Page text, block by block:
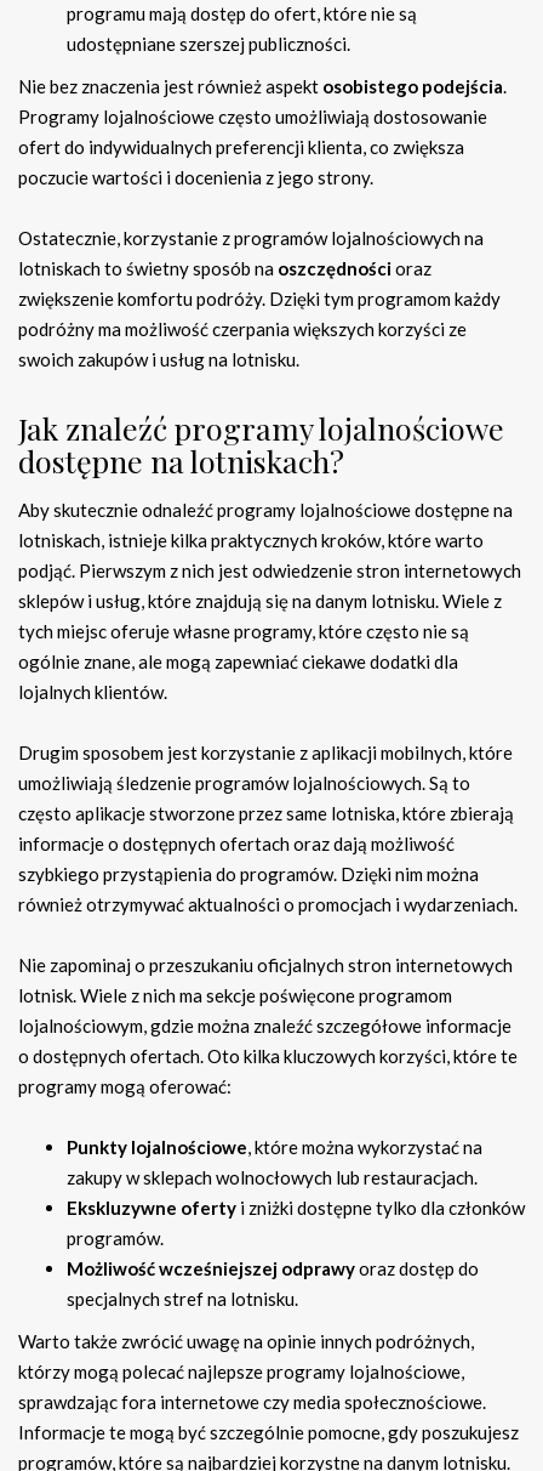
programu mają dostęp do ofert, które nie są
udostępniane szerszej publiczności.
Nie bez znaczenia jest również aspekt osobistego podejścia
Programy lojalnościowe często umożliwiają dostosowanie
ofert do indywidualnych preferencji klienta, co zwiększa
poczucie wartości i docenienia z jego strony.
Ostatecznie, korzystanie z programów lojalnościowych na
lotniskach to świetny sposób na oszczędnościoraz
zwiększenie komfortu podróży. Dzięki tym programom każdy
podróżny ma możliwość czerpania większych korzyści ze
swoich zakupów i usług na lotnisku.
Jak znaleźć programy lojalnościowe
dostępne na lotniskach?
Aby skutecznie odnaleźć programy lojalnościowe dostępne na
lotniskach, istnieje kilka praktycznych kroków, które warto
podjąć. Pierwszym z nich jest odwiedzenie stron internetowych
sklepów i usług, które znajdują się na danym lotnisku. Wiele z
tych miejsc oferuje własne programy, które często nie są
ogólnie znane, ale mogą zapewniać ciekawe dodatki dla
lojalnych klientów.
Drugim sposobem jest korzystanie z aplikacji mobilnych, które
umożliwiają śledzenie programów lojalnościowych. Są to
często aplikacje stworzone przez same lotniska, które zbierają
informacje o dostępnych ofertach oraz dają możliwość
szybkiego przystąpienia do programów. Dzięki nim można
również otrzymywać aktualności o promocjach i wydarzeniach.
Nie zapominaj o przeszukaniu oficjalnych stron internetowych
lotnisk. Wiele z nich ma sekcje poświęcone programom
lojalnościowym, gdzie można znaleźć szczegółowe informacje
o dostępnych ofertach. Oto kilka kluczowych korzyści, które te
programy mogą oferować:
Punkty lojalnościowe , które można wykorzystać na
zakupy w sklepach wolnocłowych lub restauracjach.
Ekskluzywne oferty i zniżki dostępne tylko dla członków
programów.
Możliwość wcześniejszej odprawyoraz dostęp do
specjalnych stref na lotnisku.
Warto także zwrócić uwagę na opinie innych podróżnych,
którzy mogą polecać najlepsze programy lojalnościowe,
sprawdzając fora internetowe czy media społecznościowe.
Informacje te mogą być szczególnie pomocne, gdy poszukujesz
programów, które są najbardziej korzystne na danym lotnisku.